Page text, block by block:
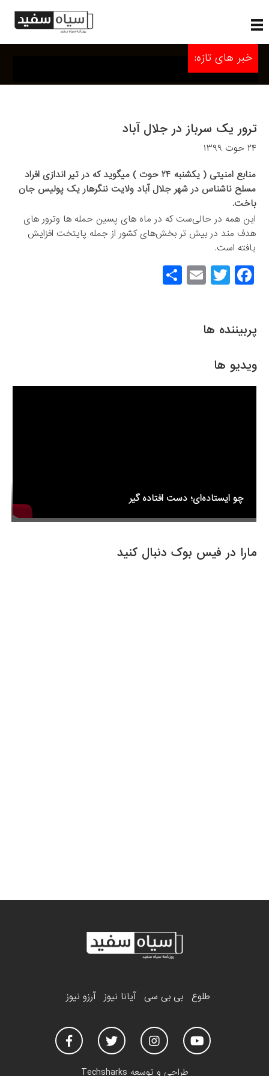
خبر های تازه:
پربیننده ها
ویدیو ها
چو ایستاده‌ای؛ دست افتاده گیر
مارا در فیس بوک دنبال کنید
ترور یک سرباز در جلال آباد
۲۴ حوت ۱۳۹۹
منابع امنیتی ( یکشنبه ۲۴ حوت ) میگوید که در تیر اندازی افراد
مسلح ناشناس در شهر جلال آباد ولایت ننگرهار یک پولیس جان
باخت.
این همه در حالی‌ست که در ماه‌ های پسین حمله‌ ها وترور های
هدف مند در بیش ‌تر بخش‌های کشور از جمله پایتخت افزایش
یافته است.
F
a
e
o
o
T
wi
er
E
m
طلوع بی بی سی آیانا نیوز آرزو نیوز
طراحی و توسعه Techsharks